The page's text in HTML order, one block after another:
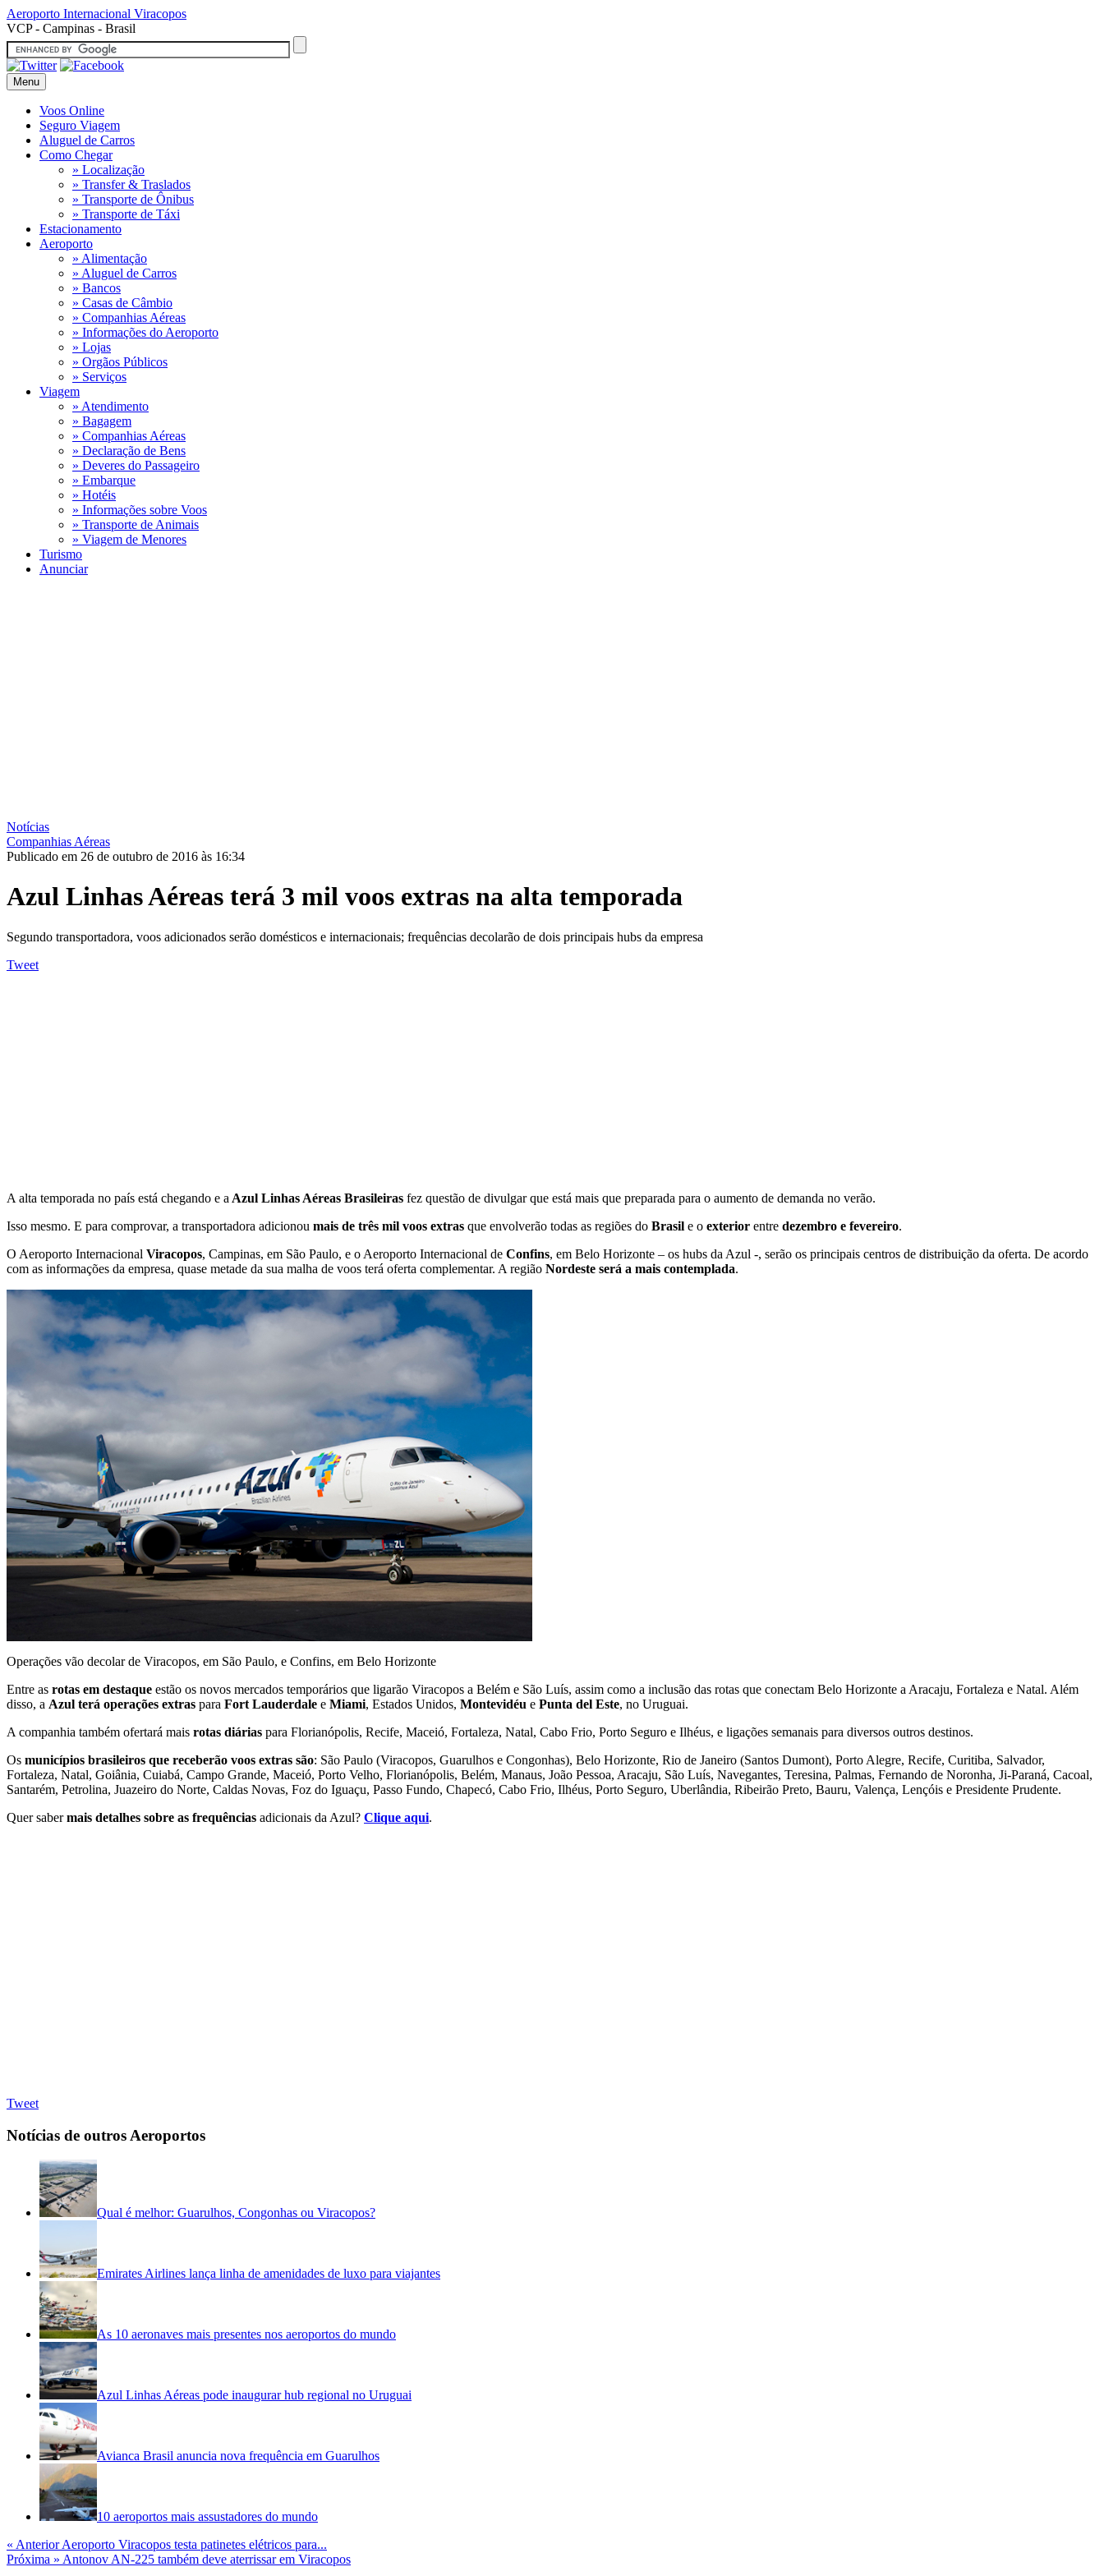
Aeroporto Internacional Viracopos
VCP - Campinas - Brasil
Menu
Voos Online
Seguro Viagem
Aluguel de Carros
Como Chegar
» Localização
» Transfer & Traslados
» Transporte de Ônibus
» Transporte de Táxi
Estacionamento
Aeroporto
» Alimentação
» Aluguel de Carros
» Bancos
» Casas de Câmbio
» Companhias Aéreas
» Informações do Aeroporto
» Lojas
» Orgãos Públicos
» Serviços
Viagem
» Atendimento
» Bagagem
» Companhias Aéreas
» Declaração de Bens
» Deveres do Passageiro
» Embarque
» Hotéis
» Informações sobre Voos
» Transporte de Animais
» Viagem de Menores
Turismo
Anunciar
Notícias
Companhias Aéreas
Publicado em 26 de outubro de 2016 às 16:34
Azul Linhas Aéreas terá 3 mil voos extras na alta temporada
Segundo transportadora, voos adicionados serão domésticos e internacionais; frequências decolarão de dois principais hubs da empresa
Tweet
A alta temporada no país está chegando e a Azul Linhas Aéreas Brasileiras fez questão de divulgar que está mais que preparada para o aumento de demanda no verão.
Isso mesmo. E para comprovar, a transportadora adicionou mais de três mil voos extras que envolverão todas as regiões do Brasil e o exterior entre dezembro e fevereiro.
O Aeroporto Internacional Viracopos, Campinas, em São Paulo, e o Aeroporto Internacional de Confins, em Belo Horizonte – os hubs da Azul -, serão os principais centros de distribuição da oferta. De acordo
com as informações da empresa, quase metade da sua malha de voos terá oferta complementar. A região Nordeste será a mais contemplada.
Operações vão decolar de Viracopos, em São Paulo, e Confins, em Belo Horizonte
Entre as rotas em destaque estão os novos mercados temporários que ligarão Viracopos a Belém e São Luís, assim como a inclusão das rotas que conectam Belo Horizonte a Aracaju, Fortaleza e Natal. Além
disso, a Azul terá operações extras para Fort Lauderdale e Miami, Estados Unidos, Montevidéu e Punta del Este, no Uruguai.
A companhia também ofertará mais rotas diárias para Florianópolis, Recife, Maceió, Fortaleza, Natal, Cabo Frio, Porto Seguro e Ilhéus, e ligações semanais para diversos outros destinos.
Os municípios brasileiros que receberão voos extras são: São Paulo (Viracopos, Guarulhos e Congonhas), Belo Horizonte, Rio de Janeiro (Santos Dumont), Porto Alegre, Recife, Curitiba, Salvador,
Fortaleza, Natal, Goiânia, Cuiabá, Campo Grande, Maceió, Porto Velho, Florianópolis, Belém, Manaus, João Pessoa, Aracaju, São Luís, Navegantes, Teresina, Palmas, Fernando de Noronha, Ji-Paraná, Cacoal,
Santarém, Petrolina, Juazeiro do Norte, Caldas Novas, Foz do Iguaçu, Passo Fundo, Chapecó, Cabo Frio, Ilhéus, Porto Seguro, Uberlândia, Ribeirão Preto, Bauru, Valença, Lençóis e Presidente Prudente.
Quer sabermais detalhes sobre as frequências adicionais da Azul? Clique aqui.
Tweet
Notícias de outros Aeroportos
Qual é melhor: Guarulhos, Congonhas ou Viracopos?
Emirates Airlines lança linha de amenidades de luxo para viajantes
As 10 aeronaves mais presentes nos aeroportos do mundo
Azul Linhas Aéreas pode inaugurar hub regional no Uruguai
Avianca Brasil anuncia nova frequência em Guarulhos
10 aeroportos mais assustadores do mundo
« AnteriorAeroporto Viracopos testa patinetes elétricos para...
Próxima » Antonov AN-225 também deve aterrissar em Viracopos